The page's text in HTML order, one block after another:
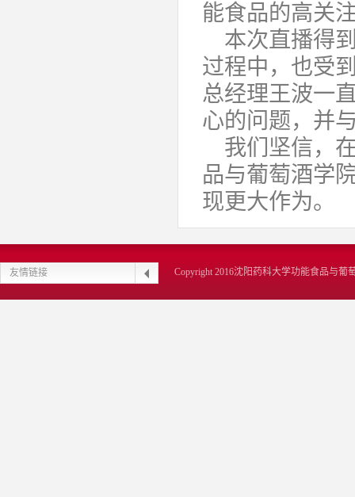
能食品的高关
本次直播得
过程中，也受
总经理王波一
心的问题，并
我们坚信，
品与葡萄酒学
现更大作为。
友情链接 Copyright 2016沈阳药科大学功能食品与葡